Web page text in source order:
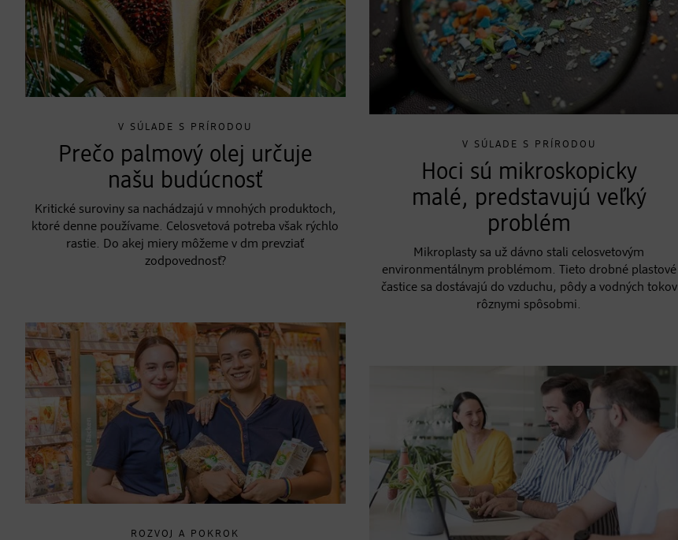
V SÚLADE S PRÍRODOU
Prečo palmový olej určuje
našu budúcnosť
Kritické suroviny sa nachádzajú v mnohých produktoch,
ktoré denne používame. Celosvetová potreba však rýchlo
rastie. Do akej miery môžeme v dm prevziať
zodpovednosť?
ROZVOJ A POKROK
V SÚLADE S PRÍRODOU
Hoci sú mikroskopicky
malé, predstavujú veľký
problém
Mikroplasty sa už dávno stali celosvetovým
environmentálnym problémom. Tieto drobné plastové
častice sa dostávajú do vzduchu, pôdy a vodných tokov
rôznymi spôsobmi.